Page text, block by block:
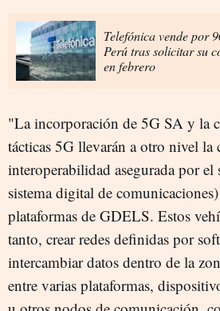
Telefónica vende por
Perú tras solicitar su
en febrero
"La incorporación de 5G SA y la
tácticas 5G llevarán a otro nivel la
interoperabilidad asegurada por
sistema digital de
plataformas de GDELS. Estos
tanto, crear redes definidas por
intercambiar datos dentro de la
entre varias plataformas,